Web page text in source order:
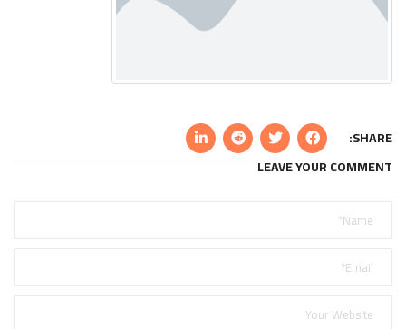
SHARE:
LEAVE YOUR COMMENT